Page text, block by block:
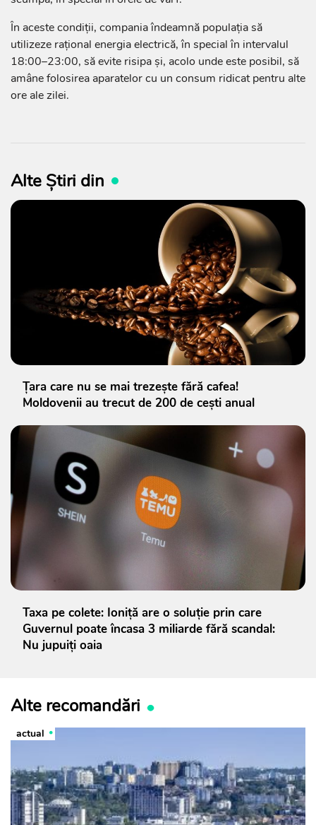
În aceste condiții, compania îndeamnă populația să
utilizeze rațional energia electrică, în special în intervalul
18:00–23:00, să evite risipa și, acolo unde este posibil, să
amâne folosirea aparatelor cu un consum ridicat pentru alte
ore ale zilei.
Alte Știri din
Țara care nu se mai trezește fără cafea!
Moldovenii au trecut de 200 de cești anual
Taxa pe colete: Ioniță are o soluție prin care
Guvernul poate încasa 3 miliarde fără scandal:
Nu jupuiți oaia
Alte recomandări
actual